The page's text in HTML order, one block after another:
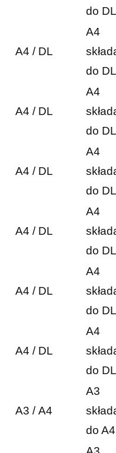
do DL
A4 / DL
A4
do DL
A4 / DL
A4
do DL
A4 / DL
A4
do DL
A4 / DL
A4
do DL
A4 / DL
A4
do DL
A4 / DL
A4
do DL
A3 / A4
A3
do A4